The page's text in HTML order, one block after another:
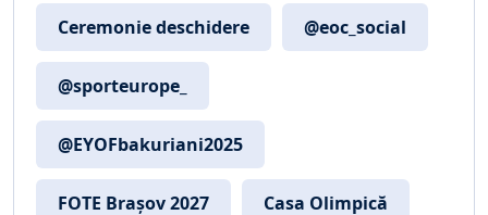
Ceremonie deschidere @eoc_social
@sporteurope_
@EYOFbakuriani2025
FOTE Brașov 2027 Casa Olimpică